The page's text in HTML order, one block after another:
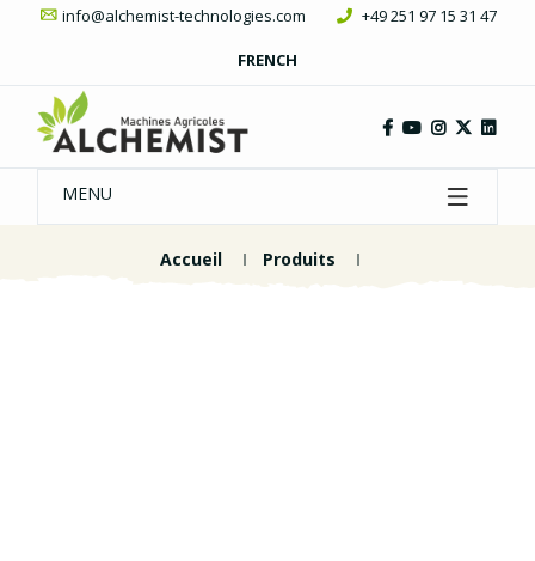
info@alchemist-technologies.com +49 251 97 15 31 47
FRENCH
MENU
Accueil Produits